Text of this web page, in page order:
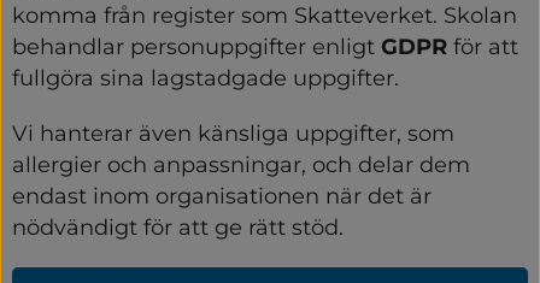
komma från register som Skatteverket. Skolan
behandlar personuppgifter enligt GDPR för att
fullgöra sina lagstadgade uppgifter.
Vi hanterar även känsliga uppgifter, som
allergier och anpassningar, och delar dem
endast inom organisationen när det är
nödvändigt för att ge rätt stöd.